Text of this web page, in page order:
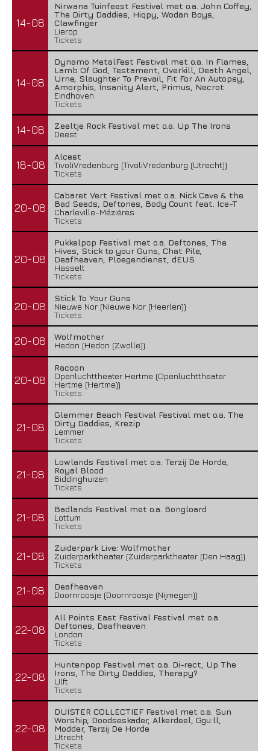
14-08
Nirwana Tuinfeest Festival met o.a. John Coffey,
The Dirty Daddies, Hiqpy, Wodan Boys,
Clawfinger
Lierop
Tickets
14-08
Dynamo MetalFest Festival met o.a. In Flames,
Lamb Of God, Testament, Overkill, Death Angel,
Urne, Slaughter To Prevail, Fit For An Autopsy,
Amorphis, Insanity Alert, Primus, Necrot
Eindhoven
Tickets
14-08
Zeeltje Rock Festival met o.a. Up The Irons
Deest
18-08
Alcest
TivoliVredenburg (TivoliVredenburg (Utrecht))
Tickets
20-08
Cabaret Vert Festival met o.a. Nick Cave & the
Bad Seeds, Deftones, Body Count feat. Ice-T
Charleville-Mézières
Tickets
20-08
Pukkelpop Festival met o.a. Deftones, The
Hives, Stick to your Guns, Chat Pile,
Deafheaven, Ploegendienst, dEUS
Hasselt
Tickets
20-08
Stick To Your Guns
Nieuwe Nor (Nieuwe Nor (Heerlen))
Tickets
20-08
Wolfmother
Hedon (Hedon (Zwolle))
20-08
Racoon
Openluchttheater Hertme (Openluchttheater
Hertme (Hertme))
Tickets
21-08
Glemmer Beach Festival Festival met o.a. The
Dirty Daddies, Krezip
Lemmer
Tickets
21-08
Lowlands Festival met o.a. Terzij De Horde,
Royal Blood
Biddinghuizen
Tickets
21-08
Badlands Festival met o.a. Bongloard
Lottum
Tickets
21-08
Zuiderpark Live: Wolfmother
Zuiderparktheater (Zuiderparktheater (Den Haag))
Tickets
21-08
Deafheaven
Doornroosje (Doornroosje (Nijmegen))
22-08
All Points East Festival Festival met o.a.
Deftones, Deafheaven
London
Tickets
22-08
Huntenpop Festival met o.a. Di-rect, Up The
Irons, The Dirty Daddies, Therapy?
Ulft
Tickets
22-08
DUISTER COLLECTIEF Festival met o.a. Sun
Worship, Doodseskader, Alkerdeel, Ggu:ll,
Modder, Terzij De Horde
Utrecht
Tickets